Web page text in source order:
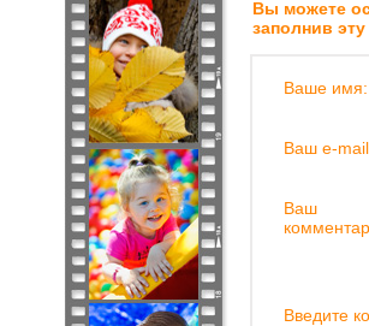
Вы можете
заполнив
Ваше имя:
Ваш e-
Ваш
Введите